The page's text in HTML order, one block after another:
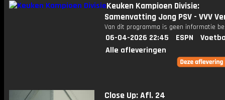
Keuken Kampioen Divisie:
Samenvatting Jong PSV - VVV
Van dit programma is geen informatie
06-04-2026 22:45 ESPN
Alle afleveringen
Close Up: Afl. 24